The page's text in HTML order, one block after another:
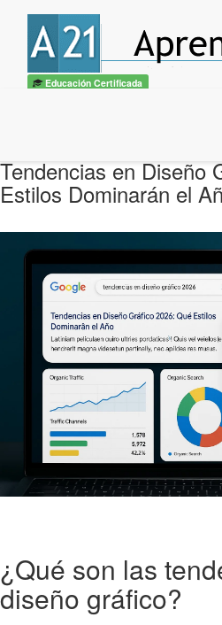
Educación Certificada
Tendencias en Diseño
Estilos Dominarán el
¿Qué son las
diseño gráfico?